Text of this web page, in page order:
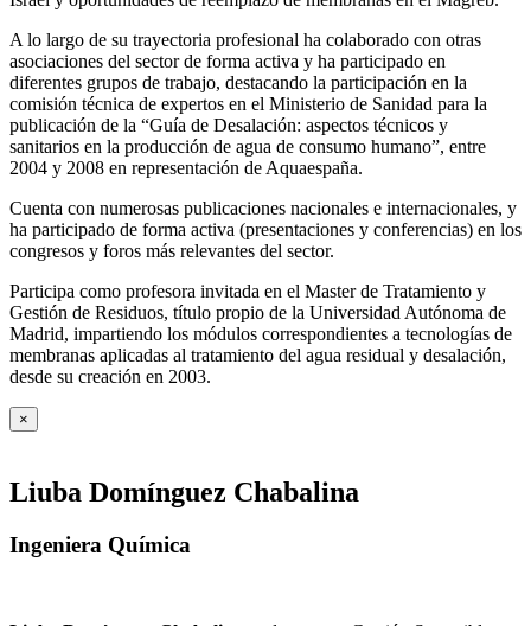
A lo largo de su trayectoria profesional ha colaborado con otras
asociaciones del sector de forma activa y ha participado en
diferentes grupos de trabajo, destacando la participación en la
comisión técnica de expertos en el Ministerio de Sanidad para la
publicación de la “Guía de Desalación: aspectos técnicos y
sanitarios en la producción de agua de consumo humano”, entre
2004 y 2008 en representación de Aquaespaña.
Cuenta con numerosas publicaciones nacionales e internacionales, y
ha participado de forma activa (presentaciones y conferencias) en los
congresos y foros más relevantes del sector.
Participa como profesora invitada en el Master de Tratamiento y
Gestión de Residuos, título propio de la Universidad Autónoma de
Madrid, impartiendo los módulos correspondientes a tecnologías de
membranas aplicadas al tratamiento del agua residual y desalación,
desde su creación en 2003.
×
Liuba Domínguez Chabalina
Ingeniera Química